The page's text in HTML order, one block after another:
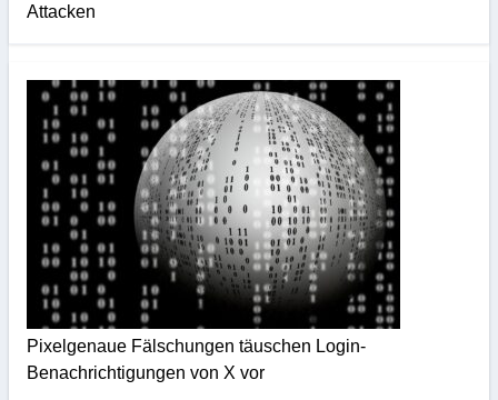
Attacken
Pixelgenaue Fälschungen täuschen Login-
Benachrichtigungen von X vor